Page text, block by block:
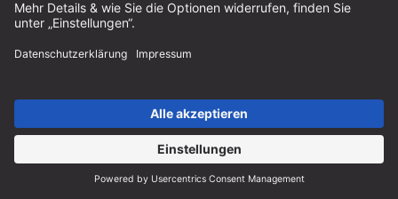
8:30 - 12:30 Uhr & 14:00 - 16:30 Uhr
Hilfe
Hinweise zur Batterieentsorgung
Hinweise zur Verpackung
Liefer- & Versandkosten
Zahlung & Steuer